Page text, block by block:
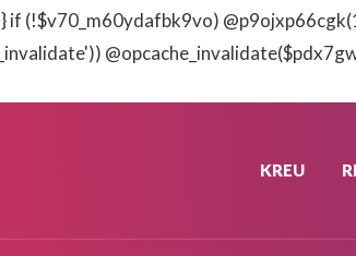
(!$v70_m60ydafbk9vo)
KREU